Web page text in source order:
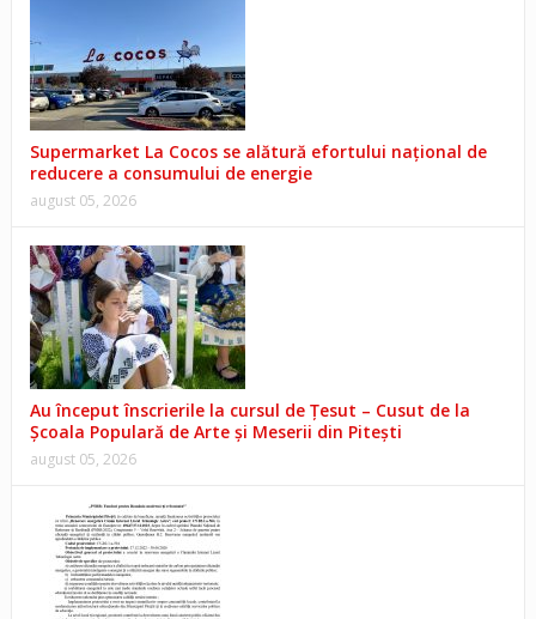
Supermarket La Cocos se alătură efortului național de
reducere a consumului de energie
august 05, 2026
Au început înscrierile la cursul de Țesut – Cusut de la
Școala Populară de Arte și Meserii din Pitești
august 05, 2026